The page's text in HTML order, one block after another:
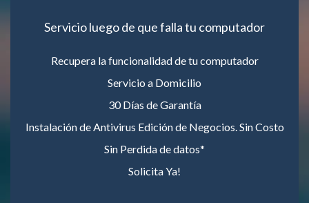
Servicio luego de que falla tu computador
Recupera la funcionalidad de tu computador
Servicio a Domicilio
30 Días de Garantía
Instalación de Antivirus Edición de Negocios. Sin Costo
Sin Perdida de datos*
Solicita Ya!